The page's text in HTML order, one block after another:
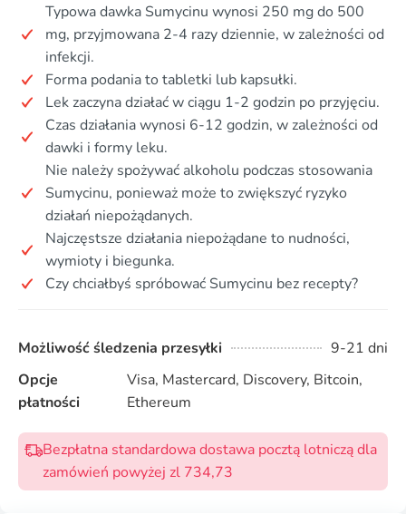
Typowa dawka Sumycinu wynosi 250 mg do 500
mg, przyjmowana 2-4 razy dziennie, w zależności od
infekcji.
Forma podania to tabletki lub kapsułki.
Lek zaczyna działać w ciągu 1-2 godzin po przyjęciu.
Czas działania wynosi 6-12 godzin, w zależności od
dawki i formy leku.
Nie należy spożywać alkoholu podczas stosowania
Sumycinu, ponieważ może to zwiększyć ryzyko
działań niepożądanych.
Najczęstsze działania niepożądane to nudności,
wymioty i biegunka.
Czy chciałbyś spróbować Sumycinu bez recepty?
Możliwość śledzenia przesyłki
9-21 dni
Opcje
płatności
Visa, Mastercard, Discovery, Bitcoin,
Ethereum
Bezpłatna standardowa dostawa pocztą lotniczą dla
zamówień powyżej zl 734,73